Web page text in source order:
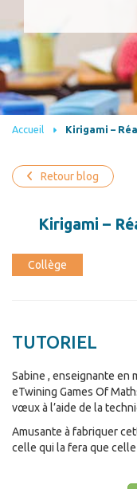
Accueil Kirigami –
Retour blog
Kirigami –
Collège
TUTORIEL
Sabine , enseignante en
eTwining Games Of
vœux à l’aide de la
Amusante à fabriquer
celle qui la fera que